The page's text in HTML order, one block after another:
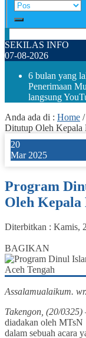
SEKILAS INFO
07-08-2026
6 bulan yang
Penerimaan
langsung
Anda ada di : Home /
Ditutup Oleh Kepala
20
Mar 2025
Program
Oleh Kepala
Diterbitkan : Kamis,
BAGIKAN
Assalamualaikum.
Takengon, (20/0325)
diadakan oleh MTsN
dalam sebuah acara